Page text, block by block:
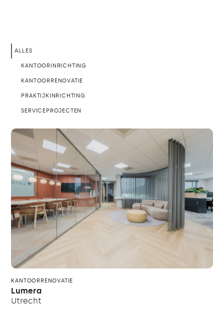
ALLES
KANTOORINRICHTING
KANTOORRENOVATIE
PRAKTIJKINRICHTING
SERVICEPROJECTEN
KANTOORRENOVATIE
Lumera
Utrecht